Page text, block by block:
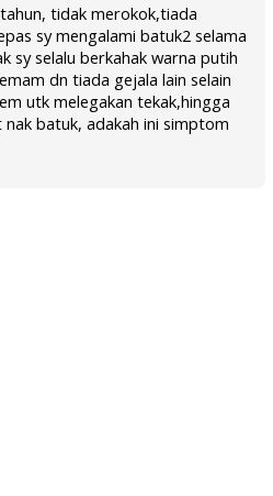
tidak merokok,tiada
sy mengalami batuk2 selama
sy selalu berkahak warna putih
dn tiada gejala lain selain
utk melegakan tekak,hingga
batuk, adakah ini simptom